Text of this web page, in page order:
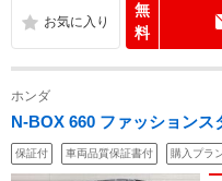
無
料
ホンダ
N-BOX 660 ファッション
保証付 車両品質保証書付 購入プラ